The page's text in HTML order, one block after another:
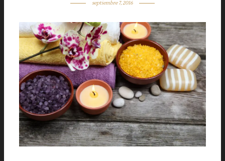
septiembre 7, 2016